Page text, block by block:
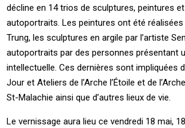
décline en 14 trios de sculptures, peintures
autoportraits. Les peintures ont été réalisées
Trung, les sculptures en argile par l’artiste
autoportraits par des personnes présentant
intellectuelle. Ces dernières sont impliquées
Jour et Ateliers de l’Arche l’Étoile et de
St-Malachie ainsi que d’autres lieux de vie.
Le vernissage aura lieu ce vendredi 18 mai,